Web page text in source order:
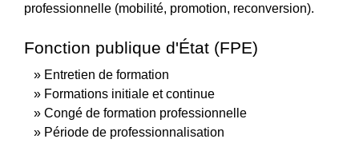
professionnelle (mobilité, promotion, reconversion).
Fonction publique d'État (FPE)
Entretien de formation
Formations initiale et continue
Congé de formation professionnelle
Période de professionnalisation